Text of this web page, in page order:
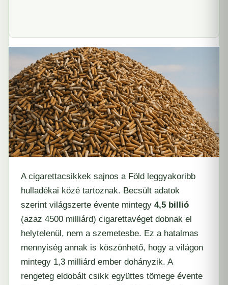
A cigarettacsikkek sajnos a Föld leggyakoribb
hulladékai közé tartoznak. Becsült adatok
szerint világszerte évente mintegy 4,5 billió
(azaz 4500 milliárd) cigarettavéget dobnak el
helytelenül, nem a szemetesbe. Ez a hatalmas
mennyiség annak is köszönhető, hogy a világon
mintegy 1,3 milliárd ember dohányzik. A
rengeteg eldobált csikk együttes tömege évente